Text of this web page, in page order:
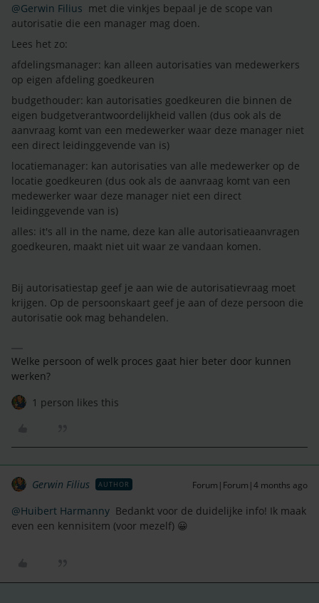
@Gerwin Filius met die vinkjes bepaal je de scope van
autorisatie die een manager mag doen.
Lees het zo:
afdelingsmanager: kan alleen autorisaties van medewerkers
op eigen afdeling goedkeuren
budgethouder: kan autorisaties goedkeuren die binnen de
eigen budgetverantwoordelijkheid vallen (dus ook als de
aanvraag komt van een medewerker waar deze manager niet
een direct leidinggevende van is)
locatiemanager: kan autorisaties van alle medewerker op de
locatie goedkeuren (dus ook als de aanvraag komt van een
medewerker waar deze manager niet een direct
leidinggevende van is)
alles: it's all in the name, deze kan alle autorisatieaanvragen
goedkeuren, maakt niet uit waar ze vandaan komen.
Bij autorisatiestap geef je aan wie de autorisatievraag moet
krijgen. Op de persoonskaart geef je aan of deze persoon die
autorisatie ook mag behandelen.
Welke persoon of welk proces gaat hier beter door kunnen
werken?
1 person likes this
Gerwin Filius AUTHOR Forum|Forum|4 months ago
@Huibert Harmanny Bedankt voor de duidelijke info! Ik maak
even een kennisitem (voor mezelf) 😀